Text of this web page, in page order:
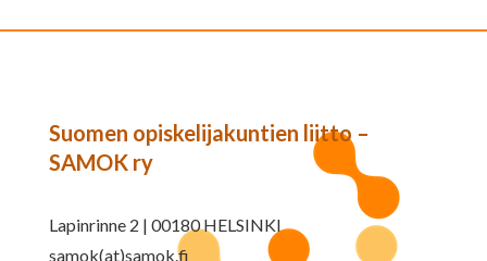
Suomen opiskelijakuntien liitto –
SAMOK ry
Lapinrinne 2 | 00180 HELSINKI
samok(at)samok.fi